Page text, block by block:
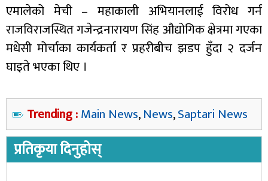
एमालेको मेची – महाकाली अभियानलाई विरोध गर्न
राजविराजस्थित गजेन्द्रनारायण सिंह औद्योगिक क्षेत्रमा गएका
मधेसी मोर्चाका कार्यकर्ता र प्रहरीबीच झडप हुँदा २ दर्जन
घाइते भएका थिए ।
Trending :Main News,News,Saptari News
प्रतिकृया दिनुहोस्